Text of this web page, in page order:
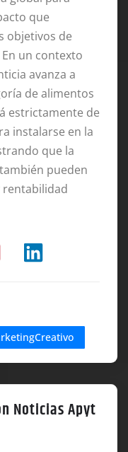
que
objetivos de
un contexto
avanza a
de alimentos
estrictamente de
instalarse en la
que la
pueden
rentabilidad
Noticias Apyt